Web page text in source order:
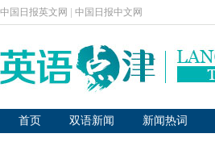
中国日报英文网 中国日报中文网
首页 双语新闻 新闻热词